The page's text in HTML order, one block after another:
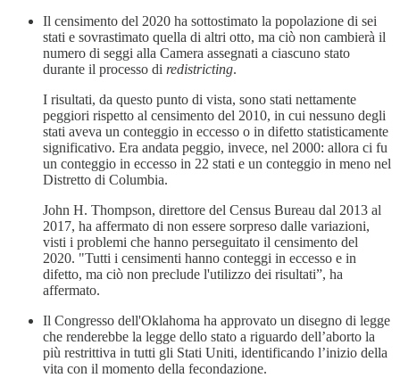
Il censimento del 2020 ha sottostimato la popolazione di sei
stati e sovrastimato quella di altri otto, ma ciò non cambierà il
numero di seggi alla Camera assegnati a ciascuno stato
durante il processo di redistricting.
I risultati, da questo punto di vista, sono stati nettamente
peggiori rispetto al censimento del 2010, in cui nessuno degli
stati aveva un conteggio in eccesso o in difetto statisticamente
significativo. Era andata peggio, invece, nel 2000: allora ci fu
un conteggio in eccesso in 22 stati e un conteggio in meno nel
Distretto di Columbia.
John H. Thompson, direttore del Census Bureau dal 2013 al
2017, ha affermato di non essere sorpreso dalle variazioni,
visti i problemi che hanno perseguitato il censimento del
2020. "Tutti i censimenti hanno conteggi in eccesso e in
difetto, ma ciò non preclude l'utilizzo dei risultati”, ha
affermato.
Il Congresso dell'Oklahoma ha approvato un disegno di legge
che renderebbe la legge dello stato a riguardo dell’aborto la
più restrittiva in tutti gli Stati Uniti, identificando l’inizio della
vita con il momento della fecondazione.